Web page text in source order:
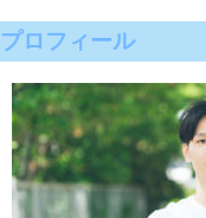
プロフィール